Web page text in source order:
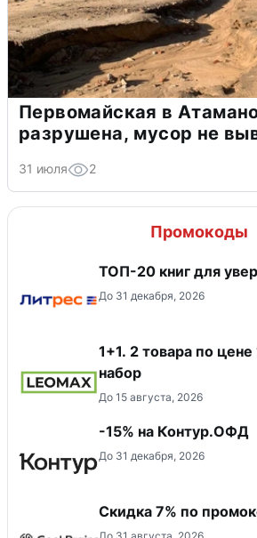
Первомайская в
разрушена, мусор не
31 июля 2
Промокоды
ТОП-20 книг для
До 31 декабря, 2026
1+1. 2 товара по
набор
До 15 августа, 2026
-15% на Контур.ОФД
До 31 декабря, 2026
Скидка 7% по